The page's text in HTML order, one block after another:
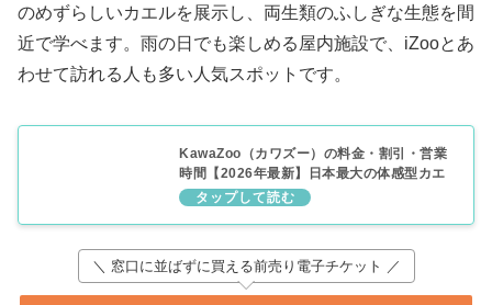
のめずらしいカエルを展示し、両生類のふしぎな生態を間
近で学べます。雨の日でも楽しめる屋内施設で、iZooとあ
わせて訪れる人も多い人気スポットです。
KawaZoo（カワズー）の料金・割引・営業
時間【2026年最新】日本最大の体感型カエ
ル館
＼ 窓口に並ばずに買える前売り電子チケット ／